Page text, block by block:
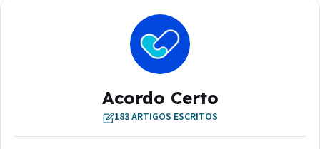
Acordo Certo
183 ARTIGOS ESCRITOS